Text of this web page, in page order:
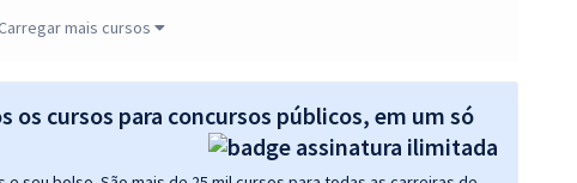
R$ 311,92
Economize R$ 77,98
(-20%)
mais cursos
os cursos para concursos públicos, em um só